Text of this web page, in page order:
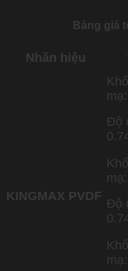
Bảng giá
Nhãn hiệu
KINGMAX PVDF
Độ
Độ